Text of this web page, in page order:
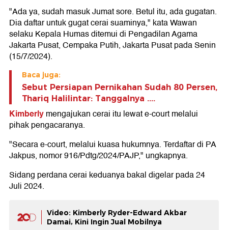
"Ada ya, sudah masuk Jumat sore. Betul itu, ada gugatan.
Dia daftar untuk gugat cerai suaminya," kata Wawan
selaku Kepala Humas ditemui di Pengadilan Agama
Jakarta Pusat, Cempaka Putih, Jakarta Pusat pada Senin
(15/7/2024).
Baca juga:
Sebut Persiapan Pernikahan Sudah 80 Persen,
Thariq Halilintar: Tanggalnya ....
Kimberlymengajukan cerai itu lewat e-court melalui
pihak pengacaranya.
"Secara e-court, melalui kuasa hukumnya. Terdaftar di PA
Jakpus, nomor 916/Pdtg/2024/PAJP," ungkapnya.
Sidang perdana cerai keduanya bakal digelar pada 24
Juli 2024.
Video: Kimberly Ryder-Edward Akbar
Damai, Kini Ingin Jual Mobilnya